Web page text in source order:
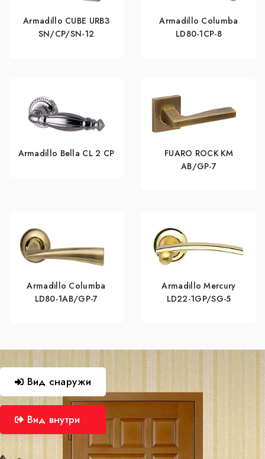
Armadillo CUBE URB3
SN/CP/SN-12
Armadillo Columba
LD80-1CP-8
Armadillo Bella CL 2 СP
FUARO ROCK KM
AB/GP-7
Armadillo Columba
LD80-1AB/GP-7
Armadillo Mercury
LD22-1GP/SG-5
Вид снаружи
Вид внутри